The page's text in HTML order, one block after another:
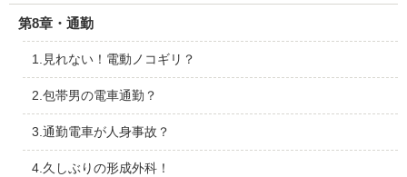
第8章・通勤
1.見れない！電動ノコギリ？
2.包帯男の電車通勤？
3.通勤電車が人身事故？
4.久しぶりの形成外科！